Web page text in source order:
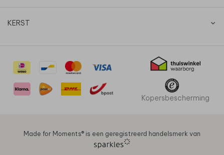
KERST
Kopersbescherming
Made for Moments®️ is een geregistreerd handelsmerk van